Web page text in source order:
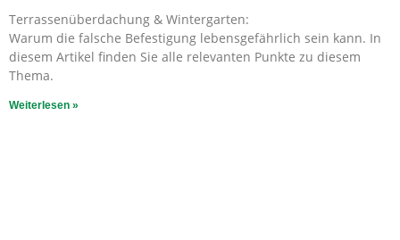
Terrassenüberdachung & Wintergarten:
Warum die falsche Befestigung lebensgefährlich sein kann. In
diesem Artikel finden Sie alle relevanten Punkte zu diesem
Thema.
Weiterlesen »